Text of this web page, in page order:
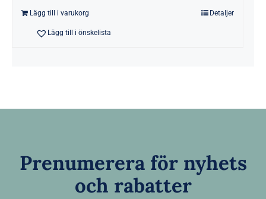
Lägg till i varukorg Detaljer
Lägg till i önskelista
Prenumerera för nyhets
och rabatter